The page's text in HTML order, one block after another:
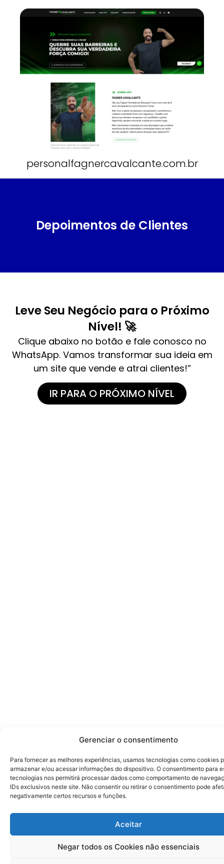
Gerenciar o consentimento
Para fornecer as melhores experiências, usamos tecnologias como cookies
armazenar e/ou acessar informações do dispositivo. O consentimento para
tecnologias nos permitirá processar dados como comportamento de
IDs exclusivos neste site. Não consentir ou retirar o consentimento pode
negativamente certos recursos e funções.
Aceitar
Negar todos os Cookies não essenciais
personalfagnercavalcante.com.br
Depoimentos de Clientes
Leve Seu Negócio para o Próximo
Nível! 🚀
Clique abaixo no botão e fale conosco no
WhatsApp. Vamos transformar sua ideia em
um site que vende e atrai clientes!”
IR PARA O PRÓXIMO NÍVEL